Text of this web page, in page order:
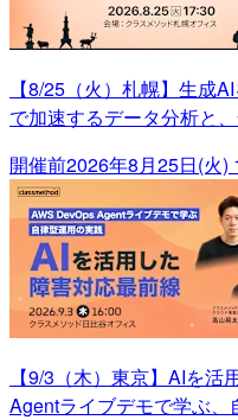
【8/25（火）札幌】生成
で加速するデータ分析と
開催前2026年8月25日(火)
【9/3（木）東京】AIを
Agentライブデモで学ぶ、